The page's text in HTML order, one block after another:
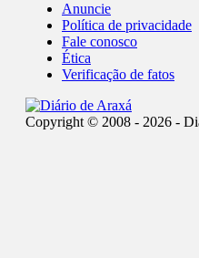
Anuncie
Política de privacidade
Fale conosco
Ética
Verificação de fatos
Copyright © 2008 - 2026 -